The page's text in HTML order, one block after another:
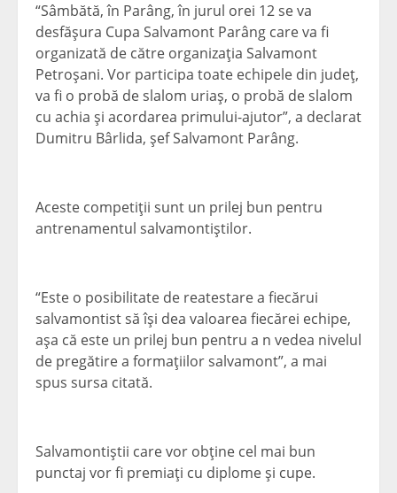
“Sâmbătă, în Parâng, în jurul orei 12 se va
desfăşura Cupa Salvamont Parâng care va fi
organizată de către organizaţia Salvamont
Petroşani. Vor participa toate echipele din judeţ,
va fi o probă de slalom uriaş, o probă de slalom
cu achia şi acordarea primului-ajutor”, a declarat
Dumitru Bârlida, şef Salvamont Parâng.
Aceste competiţii sunt un prilej bun pentru
antrenamentul salvamontiştilor.
“Este o posibilitate de reatestare a fiecărui
salvamontist să îşi dea valoarea fiecărei echipe,
aşa că este un prilej bun pentru a n vedea nivelul
de pregătire a formaţiilor salvamont”, a mai
spus sursa citată.
Salvamontiştii care vor obţine cel mai bun
punctaj vor fi premiaţi cu diplome şi cupe.